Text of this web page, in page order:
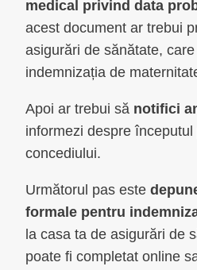
medical privind data
acest document ar trebui
asigurări de sănătate,
indemnizația de
Apoi ar trebui să notifici
informezi despre începutul
concediului.
Următorul pas este
formale pentru
la casa ta de asigurări de
poate fi completat online